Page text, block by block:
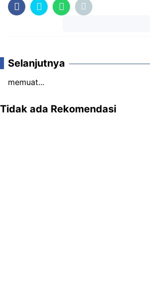
Selanjutnya
memuat...
Tidak ada Rekomendasi